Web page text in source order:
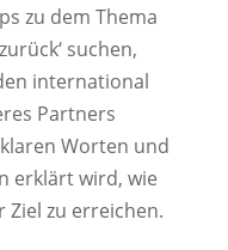
zu dem Thema
suchen,
international
Partners
Worten und
erklärt wird, wie
Ziel zu erreichen.